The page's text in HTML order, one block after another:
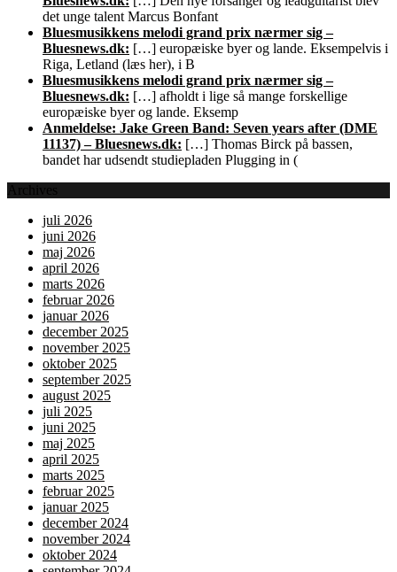
det unge talent Marcus Bonfant
Bluesmusikkens melodi grand prix nærmer sig –
Bluesnews.dk: […] europæiske byer og lande. Eksempelvis i
Riga, Letland (læs her), i B
Bluesmusikkens melodi grand prix nærmer sig –
Bluesnews.dk: […] afholdt i lige så mange forskellige
europæiske byer og lande. Eksemp
Anmeldelse: Jake Green Band: Seven years after (DME
11137) – Bluesnews.dk: […] Thomas Birck på bassen,
bandet har udsendt studiepladen Plugging in (
Archives
juli 2026
juni 2026
maj 2026
april 2026
marts 2026
februar 2026
januar 2026
december 2025
november 2025
oktober 2025
september 2025
august 2025
juli 2025
juni 2025
maj 2025
april 2025
marts 2025
februar 2025
januar 2025
december 2024
november 2024
oktober 2024